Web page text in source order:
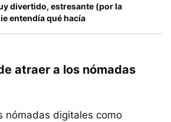
divertido, estresante (por la
entendía qué hacía
atraer a los nómadas
nómadas digitales como